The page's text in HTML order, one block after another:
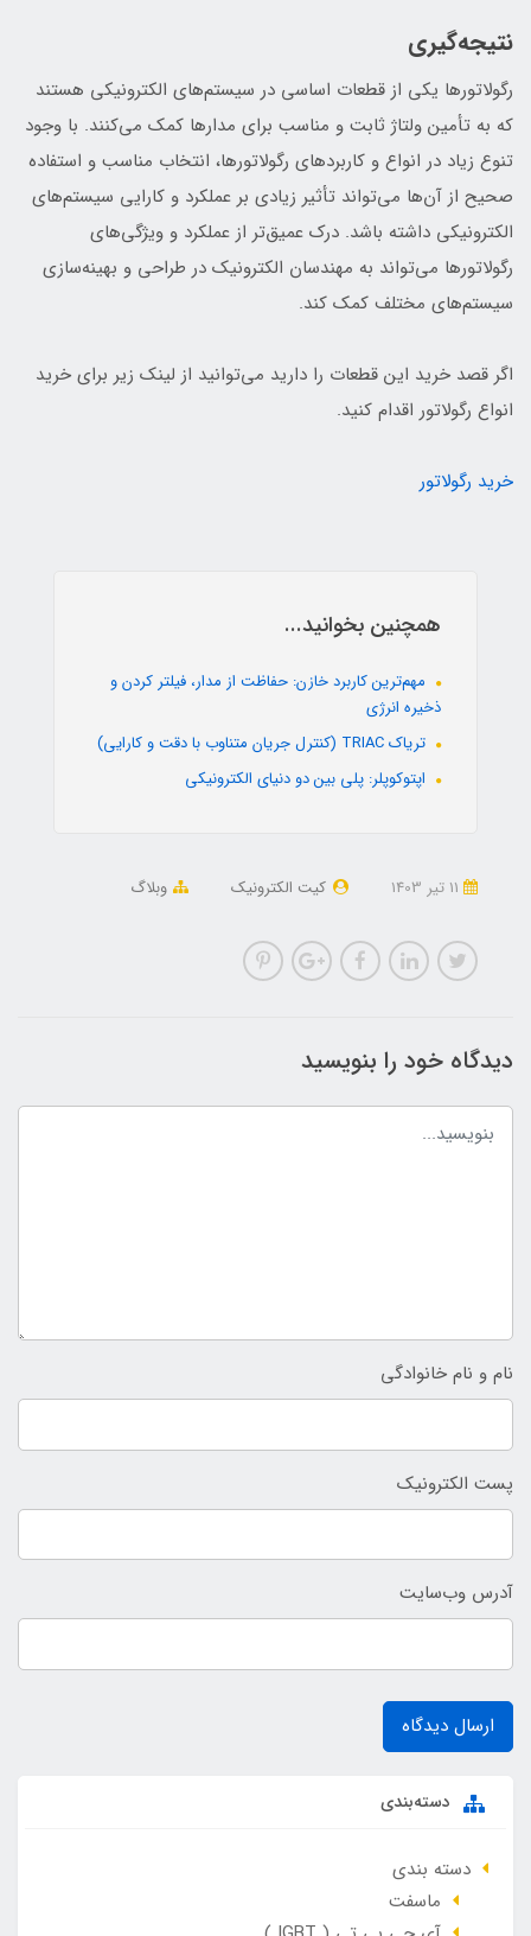
نتیجه‌گیری
رگولاتورها یکی از قطعات اساسی در سیستم‌های الکترونیکی هستند
که به تأمین ولتاژ ثابت و مناسب برای مدارها کمک می‌کنند. با وجود
تنوع زیاد در انواع و کاربردهای رگولاتورها، انتخاب مناسب و استفاده
صحیح از آن‌ها می‌تواند تأثیر زیادی بر عملکرد و کارایی سیستم‌های
الکترونیکی داشته باشد. درک عمیق‌تر از عملکرد و ویژگی‌های
رگولاتورها می‌تواند به مهندسان الکترونیک در طراحی و بهینه‌سازی
سیستم‌های مختلف کمک کند.
اگر قصد خرید این قطعات را دارید می‌توانید از لینک زیر برای خرید
انواع رگولاتور اقدام کنید.
خرید رگولاتور
همچنین بخوانید...
مهم‌ترین کاربرد خازن: حفاظت از مدار، فیلتر کردن و
ذخیره انرژی
تریاک TRIAC (کنترل جریان متناوب با دقت و کارایی)
اپتوکوپلر: پلی بین دو دنیای الکترونیکی
کیت الکترونیک وبلاگ
دیدگاه خود را بنویسید
نام و نام خانوادگی
پست الکترونیک
آدرس وب‌سایت
ارسال دیدگاه
دسته‌بندی
دسته بندی
ماسفت